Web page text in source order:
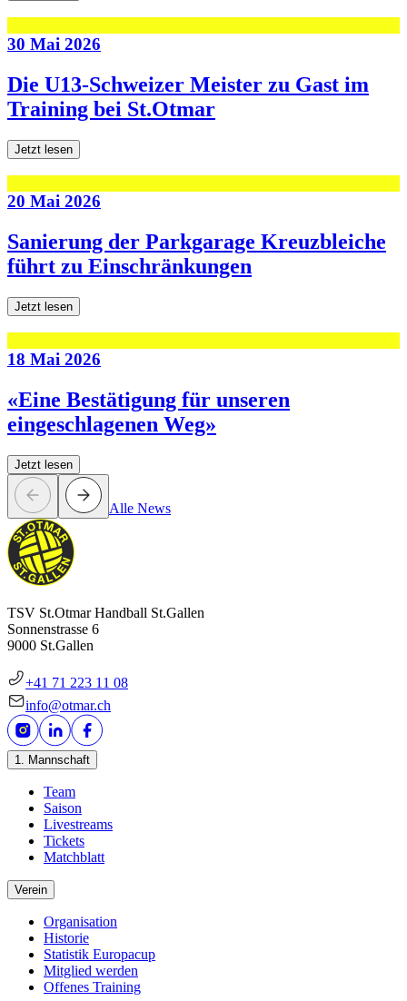
30 Mai 2026
Die U13-Schweizer Meister zu Gast im
Training bei St.Otmar
Jetzt lesen
20 Mai 2026
Sanierung der Parkgarage Kreuzbleiche
führt zu Einschränkungen
Jetzt lesen
18 Mai 2026
«Eine Bestätigung für unseren
eingeschlagenen Weg»
Jetzt lesen
Alle News
TSV St.Otmar Handball St.Gallen
Sonnenstrasse 6
9000 St.Gallen
+41 71 223 11 08
info@otmar.ch
1. Mannschaft
Team
Saison
Livestreams
Tickets
Matchblatt
Verein
Organisation
Historie
Statistik Europacup
Mitglied werden
Offenes Training